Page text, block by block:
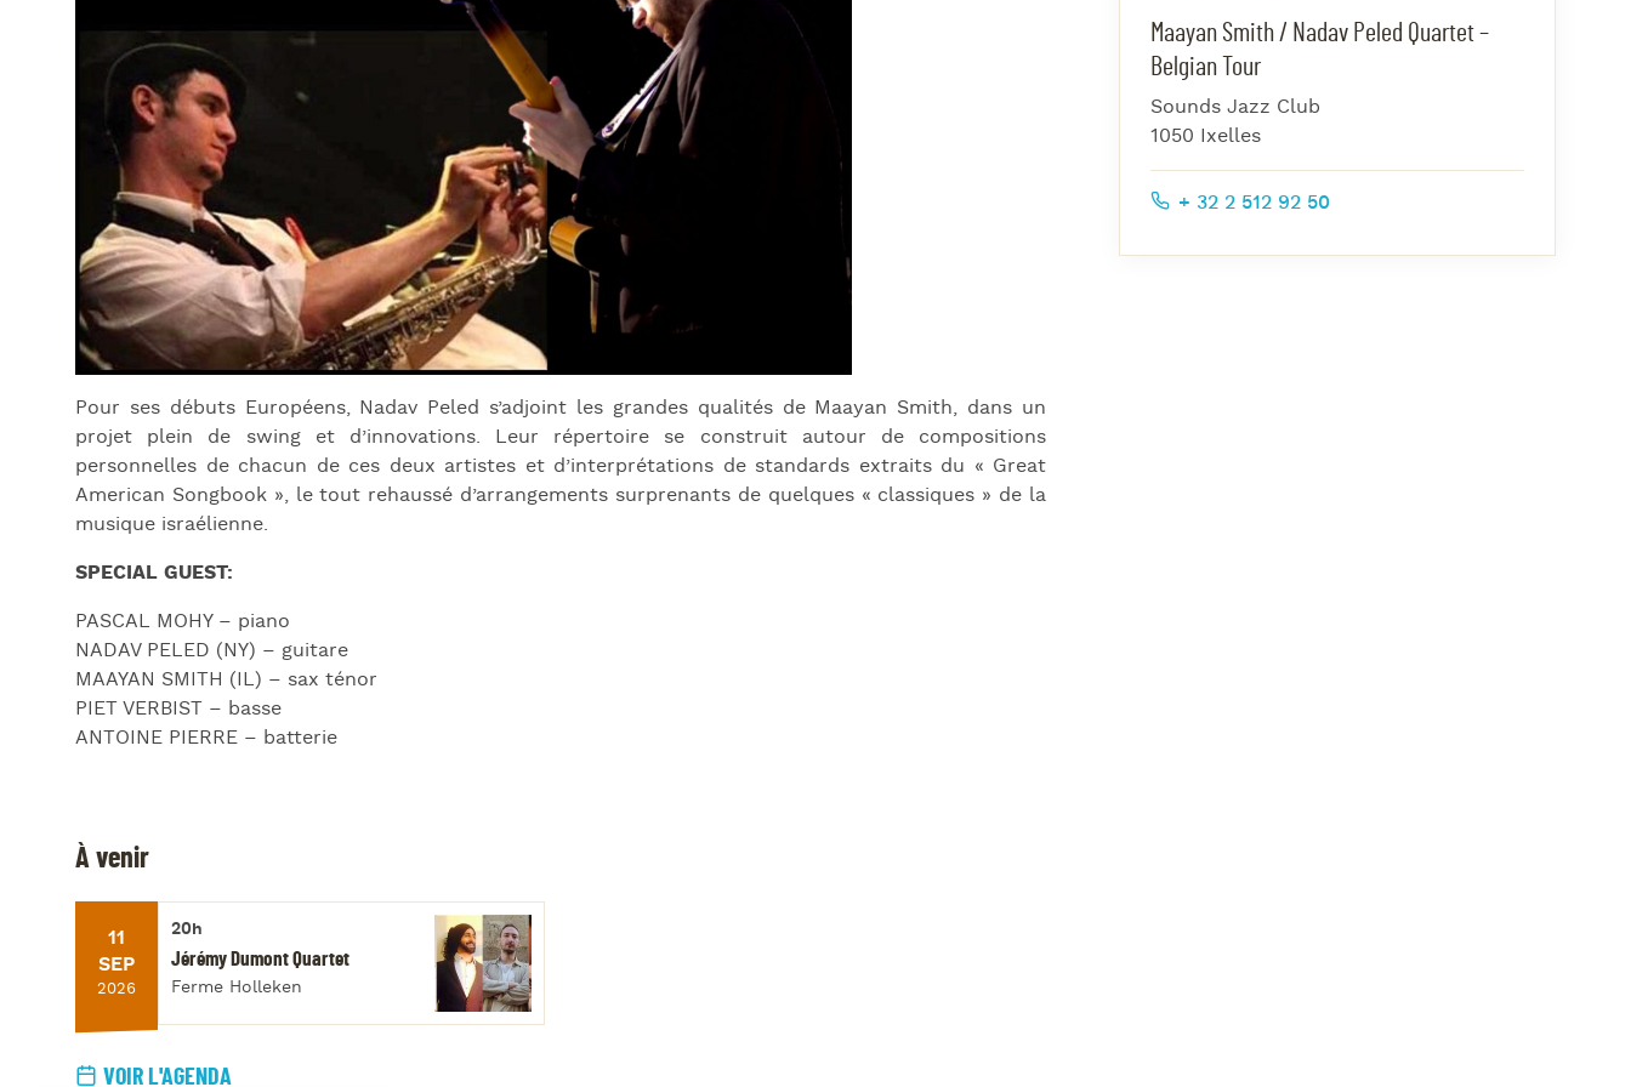
Les Midis-Jazz
Jazz au Pavillon
Jazz & Jam at CBG
Pour ses débuts Européens, Nadav Peled s’adjoint les grandes qualités de Maayan Smith, dans un
projet plein de swing et d’innovations. Leur répertoire se construit autour de compositions
personnelles de chacun de ces deux artistes et d’interprétations de standards extraits du « Great
American Songbook », le tout rehaussé d’arrangements surprenants de quelques « classiques » de la
musique israélienne.
SPECIAL GUEST:
PASCAL MOHY – piano
NADAV PELED (NY) – guitare
MAAYAN SMITH (IL) – sax ténor
PIET VERBIST – basse
ANTOINE PIERRE – batterie
Maayan Smith / Nadav Peled Quartet –
Belgian Tour
Sounds Jazz Club
1050 Ixelles
+ 32 2 512 92 50
À venir
11
SEP
2026
20h
Jérémy Dumont Quartet
Ferme Holleken
VOIR L'AGENDA